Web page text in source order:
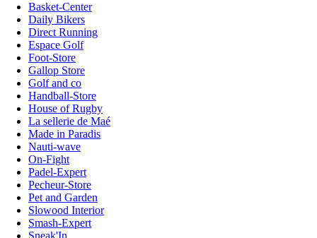
Basket-Center
Daily Bikers
Direct Running
Espace Golf
Foot-Store
Gallop Store
Golf and co
Handball-Store
House of Rugby
La sellerie de Maé
Made in Paradis
Nauti-wave
On-Fight
Padel-Expert
Pecheur-Store
Pet and Garden
Slowood Interior
Smash-Expert